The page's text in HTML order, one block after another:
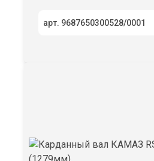
арт. 9687650300528/0001